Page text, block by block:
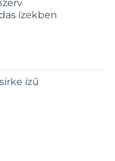
ízekben
ízű